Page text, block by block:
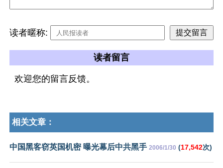
读者暱称:
读者留言
欢迎您的留言反馈。
相关文章：
中国黑客窃英国机密 曝光幕后中共黑手 2006/1/30 (17,542次)